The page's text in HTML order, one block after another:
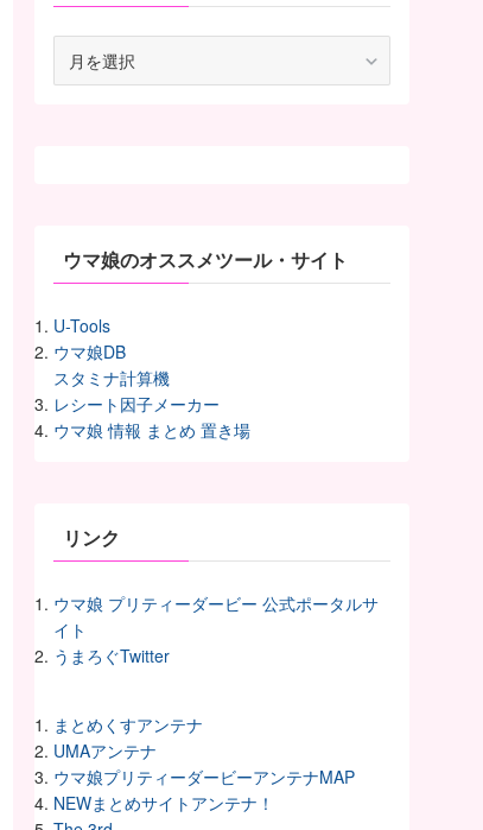
ウマ娘のオススメツール・サイト
U-Tools
ウマ娘DB
スタミナ計算機
レシート因子メーカー
ウマ娘 情報 まとめ 置き場
リンク
ウマ娘 プリティーダービー 公式ポータルサ
イト
うまろぐTwitter
まとめくすアンテナ
UMAアンテナ
ウマ娘プリティーダービーアンテナMAP
NEWまとめサイトアンテナ！